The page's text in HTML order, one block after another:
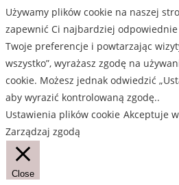
produkt
ma
wiele
wariantów.
Opcje
można
wybrać
na
produkt
ma
wiele
wariantów.
Opcje
można
wybrać
Używamy plików cookie na naszej
zapewnić Ci najbardziej
Twoje preferencje i powtarzając
wszystko”, wyrażasz zgodę na
cookie. Możesz jednak odwiedzić
aby wyrazić kontrolowaną zgodę..
Ustawienia plików cookie Akceptuje
Zarządzaj zgodą
Close